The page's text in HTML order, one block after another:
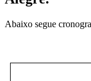
Abaixo segue